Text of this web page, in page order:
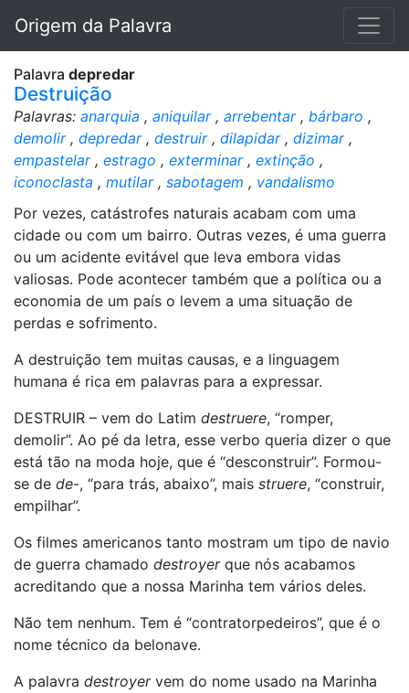
Origem da Palavra
Palavra depredar
Destruição
Palavras: anarquia , aniquilar, arrebentar, bárbaro ,
demolir, depredar, destruir, dilapidar, dizimar,
empastelar, estrago , exterminar, extinção ,
iconoclasta , mutilar, sabotagem , vandalismo
Por vezes, catástrofes naturais acabam com uma
cidade ou com um bairro. Outras vezes, é uma guerra
ou um acidente evitável que leva embora vidas
valiosas. Pode acontecer também que a política ou a
economia de um país o levem a uma situação de
perdas e sofrimento.
A destruição tem muitas causas, e a linguagem
humana é rica em palavras para a expressar.
DESTRUIR – vem do Latim destruere, “romper,
demolir”. Ao pé da letra, esse verbo queria dizer o que
está tão na moda hoje, que é “desconstruir”. Formou-
se de de-, “para trás, abaixo”, mais struere, “construir,
empilhar”.
Os filmes americanos tanto mostram um tipo de navio
de guerra chamado destroyerque nós acabamos
acreditando que a nossa Marinha tem vários deles.
Não tem nenhum. Tem é “contratorpedeiros”, que é o
nome técnico da belonave.
A palavra destroyervem do nome usado na Marinha